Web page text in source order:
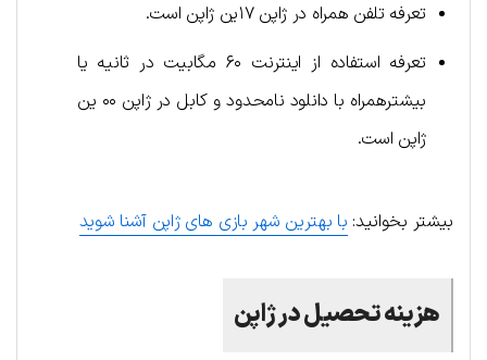
تعرفه تلفن همراه در ژاپن ۱۷ین ژاپن است.
تعرفه استفاده از اینترنت ۶۰ مگابیت در ثانیه یا
بیشترهمراه با دانلود نامحدود و کابل در ژاپن ۰۰ ین
ژاپن است.
بیشتر بخوانید: با بهترین شهر بازی‌ های ژاپن آشنا شوید
هزینه تحصیل در ژاپن